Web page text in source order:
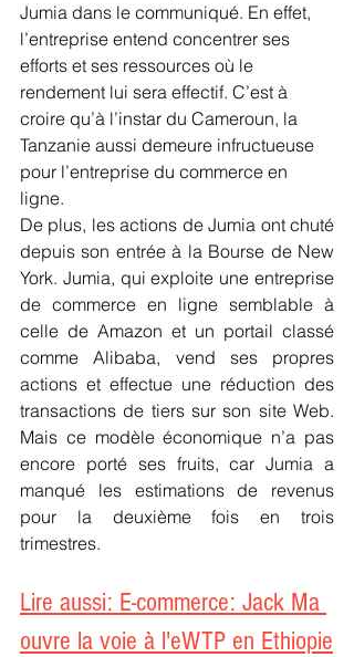
Jumia dans le communiqué. En effet,
l’entreprise entend concentrer ses
efforts et ses ressources où le
rendement lui sera effectif. C’est à
croire qu’à l’instar du Cameroun, la
Tanzanie aussi demeure infructueuse
pour l’entreprise du commerce en
ligne.
De plus, les actions de Jumia ont chuté
depuis son entrée à la Bourse de New
York. Jumia, qui exploite une entreprise
de commerce en ligne semblable à
celle de Amazon et un portail classé
comme Alibaba, vend ses propres
actions et effectue une réduction des
transactions de tiers sur son site Web.
Mais ce modèle économique n’a pas
encore porté ses fruits, car Jumia a
manqué les estimations de revenus
pour la deuxième fois en trois
trimestres.
Lire aussi: E-commerce: Jack Ma
ouvre la voie à l'eWTP en Ethiopie